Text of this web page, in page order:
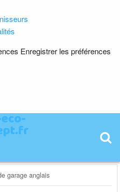
Enregistrer les préférences
garage anglais